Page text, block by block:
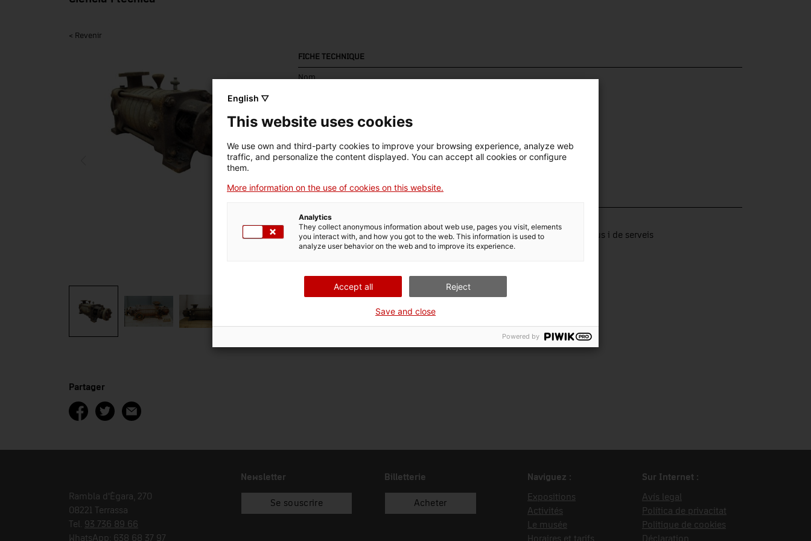
< Revenir
FICHE TECHNIQUE
Nom
Numéro d'inventaire
26 cm
Domaine thématique
Ciència i tècnica Sectors productius i de serveis
01/01/1995 recol.lecció
Partager
Rambla d'Ègara, 270
08221 Terrassa
Tel. 93 736 89 66
WhatsApp: 638 68 37 97
Newsletter
Se souscrire
Billetterie
Acheter
Naviguez :
Expositions
Activités
Le musée
Horaires et tarifs
Sur Internet :
Avís legal
Política de privacitat
Politique de cookies
Déclaration
English ▽
This website uses cookies
We use own and third-party cookies to improve your browsing experience, analyze web
traffic, and personalize the content displayed. You can accept all cookies or configure
them.
More information on the use of cookies on this website.
Analytics
They collect anonymous information about web use, pages you visit, elements
you interact with, and how you got to the web. This information is used to
analyze user behavior on the web and to improve its experience.
Accept all Reject
Save and close
Powered by